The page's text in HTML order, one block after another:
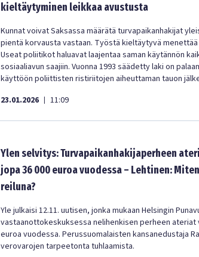
kieltäytyminen leikkaa avustusta
Kunnat voivat Saksassa määrätä turvapaikanhakijat
pientä korvausta vastaan. Työstä kieltäytyvä
Useat poliitikot haluavat laajentaa saman käytännön
sosiaaliavun saajiin. Vuonna 1993 säädetty laki on
käyttöön poliittisten ristiriitojen aiheuttaman tauon
23.01.2026 | 11:09
Ylen selvitys: Turvapaikanhakijaperheen
jopa 36 000 euroa vuodessa – Lehtinen:
reiluna?
Yle julkaisi 12.11. uutisen, jonka mukaan Helsingin
vastaanottokeskuksessa nelihenkisen perheen ateriat
euroa vuodessa. Perussuomalaisten kansanedustaja
verovarojen tarpeetonta tuhlaamista.